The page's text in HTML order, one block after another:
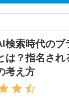
検索時代のブ
は？指名され
考え方